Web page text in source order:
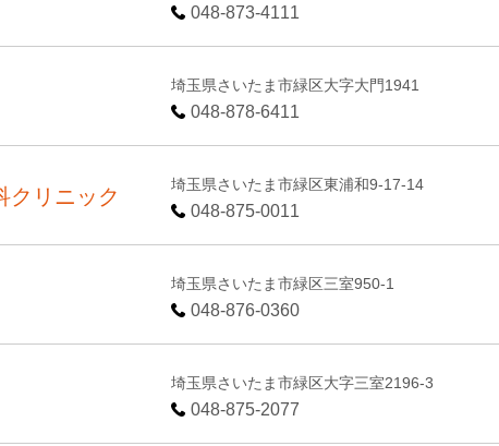
048-873-4111
埼玉県さいたま市緑区大字大門1941
048-878-6411
クリニック 埼玉県さいたま市緑区東浦和9-17-14
048-875-0011
埼玉県さいたま市緑区三室950-1
048-876-0360
埼玉県さいたま市緑区大字三室2196-3
048-875-2077